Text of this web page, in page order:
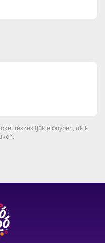
részesítjük előnyben, akik